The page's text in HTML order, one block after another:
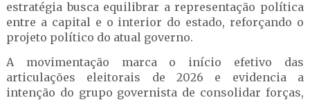
estratégia busca equilibrar a representação política
entre a capital e o interior do estado, reforçando o
projeto político do atual governo.
A movimentação marca o início efetivo das
articulações eleitorais de 2026 e evidencia a
intenção do grupo governista de consolidar forças,